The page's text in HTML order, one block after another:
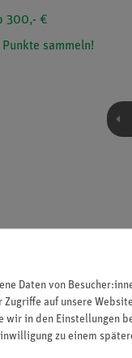
300,- €
Punkte sammeln!
Daten von
auf unsere
in den Einstellungen
zu einem